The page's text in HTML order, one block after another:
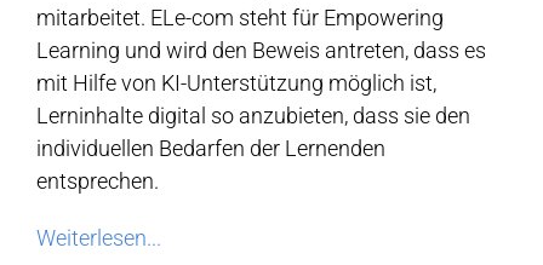
mitarbeitet. ELe-com steht für Empowering
Learning und wird den Beweis antreten, dass es
mit Hilfe von KI-Unterstützung möglich ist,
Lerninhalte digital so anzubieten, dass sie den
individuellen Bedarfen der Lernenden
entsprechen.
Weiterlesen...